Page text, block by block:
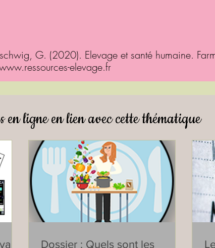
G. (2020). Elevage et santé humaine.
elevage.fr
en ligne en lien avec cette thématique
Dossier : Quels sont les